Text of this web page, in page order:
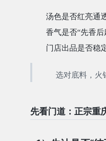
汤色是否红亮通
香气是否“先香
门店出品是否稳
选对底料，火
先看门道：正宗重